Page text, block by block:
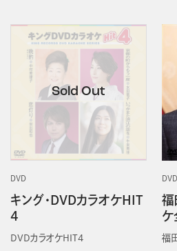
DVD
キング・DVDカラオケHIT
4
DVDカラオケHIT4
DVD
福
ケ
福